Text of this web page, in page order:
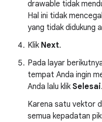
drawable tidak
Hal ini tidak
yang tidak didukung
Klik Next.
Pada layar
tempat Anda ingin
Anda lalu klik Selesai.
Karena satu vektor
semua kepadatan